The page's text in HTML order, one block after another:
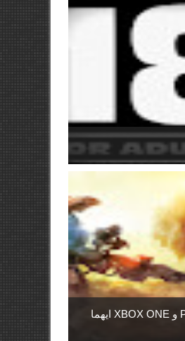
لعبة Titanfall مقارنة بين PC و XBOX ONE ايهما